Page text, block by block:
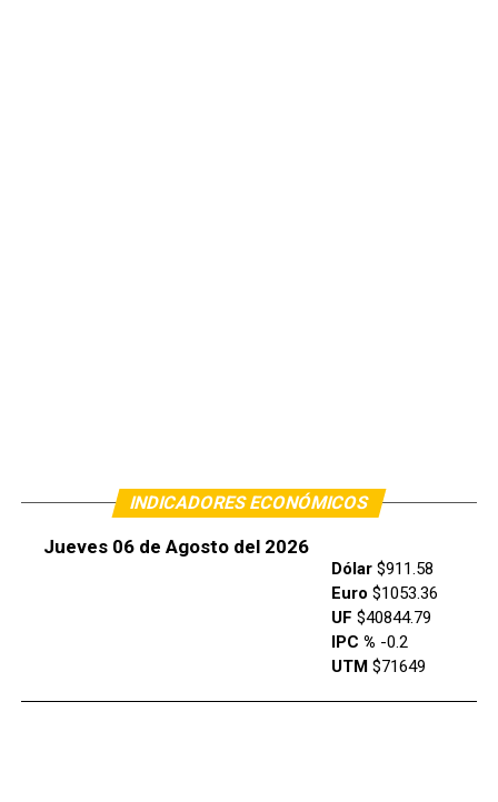
INDICADORES ECONÓMICOS
Jueves 06 de Agosto del 2026
Dólar$911.58
Euro $1053.36
UF $40844.79
IPC % -0.2
UTM$71649